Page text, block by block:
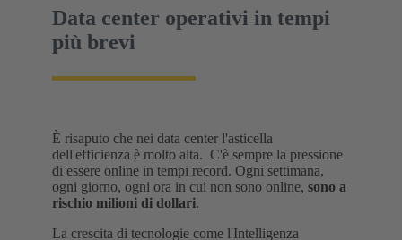
Data center operativi in tempi
più brevi
È risaputo che nei data center l'asticella
dell'efficienza è molto alta. C'è sempre la pressione
di essere online in tempi record. Ogni settimana,
ogni giorno, ogni ora in cui non sono online, sono a
rischio milioni di dollari.
La crescita di tecnologie come l'Intelligenza